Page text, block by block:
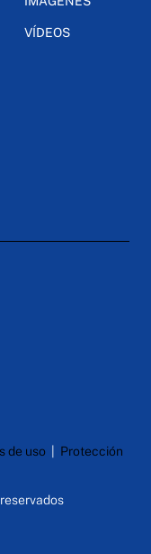
VÍDEOS
de uso| Protección